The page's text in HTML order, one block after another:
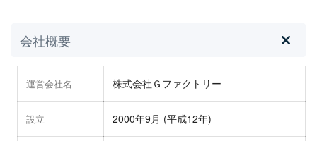
会社概要
運営会社名 株式会社Ｇファクトリー
設立 2000年9月 (平成12年)